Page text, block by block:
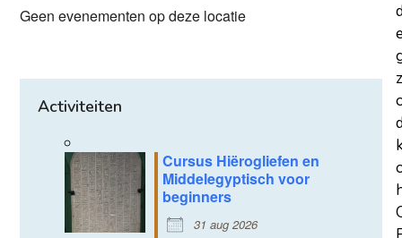
Geen evenementen op deze locatie
Activiteiten
Cursus Hiërogliefen en
Middelegyptisch voor
beginners
31 aug 2026